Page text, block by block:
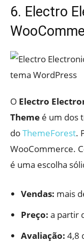
6. Electro
O Electro
Theme é um dos
doThemeForest.
WooCommerce.
é uma escolha
Vendas: mais
Preço: a partir
Avaliação: 4,8